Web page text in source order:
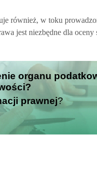
również, w toku
jest niezbędne dla
organu
prawnej?